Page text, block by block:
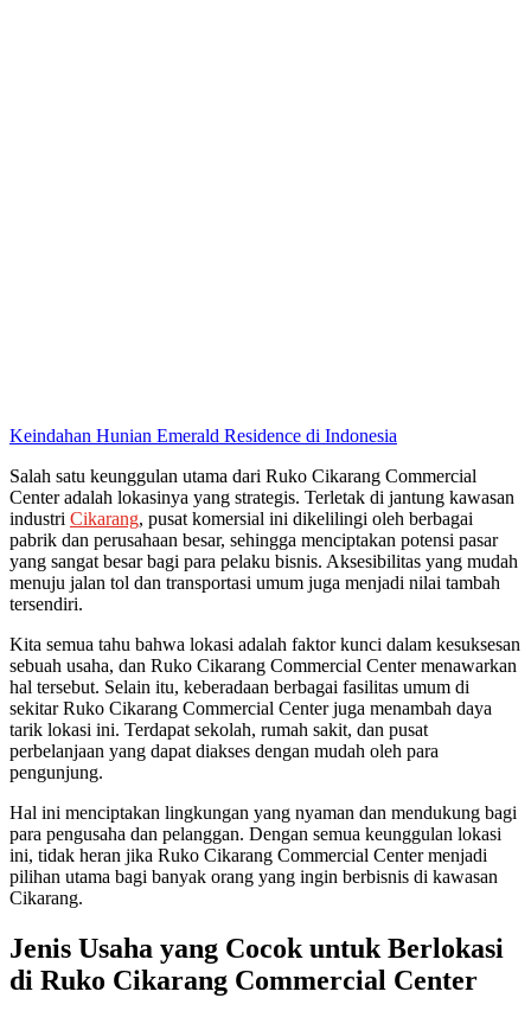
Keindahan Hunian Emerald Residence di Indonesia
Salah satu keunggulan utama dari Ruko Cikarang Commercial
Center adalah lokasinya yang strategis. Terletak di jantung kawasan
industri Cikarang, pusat komersial ini dikelilingi oleh berbagai
pabrik dan perusahaan besar, sehingga menciptakan potensi pasar
yang sangat besar bagi para pelaku bisnis. Aksesibilitas yang mudah
menuju jalan tol dan transportasi umum juga menjadi nilai tambah
tersendiri.
Kita semua tahu bahwa lokasi adalah faktor kunci dalam kesuksesan
sebuah usaha, dan Ruko Cikarang Commercial Center menawarkan
hal tersebut. Selain itu, keberadaan berbagai fasilitas umum di
sekitar Ruko Cikarang Commercial Center juga menambah daya
tarik lokasi ini. Terdapat sekolah, rumah sakit, dan pusat
perbelanjaan yang dapat diakses dengan mudah oleh para
pengunjung.
Hal ini menciptakan lingkungan yang nyaman dan mendukung bagi
para pengusaha dan pelanggan. Dengan semua keunggulan lokasi
ini, tidak heran jika Ruko Cikarang Commercial Center menjadi
pilihan utama bagi banyak orang yang ingin berbisnis di kawasan
Cikarang.
Jenis Usaha yang Cocok untuk Berlokasi
di Ruko Cikarang Commercial Center